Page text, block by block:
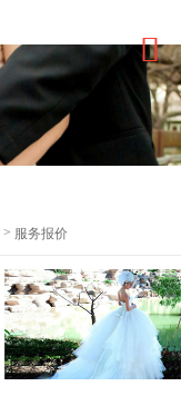
> 服务报价